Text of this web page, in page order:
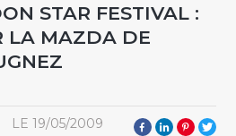
STAR FESTIVAL :
LA MAZDA DE
LE 19/05/2009